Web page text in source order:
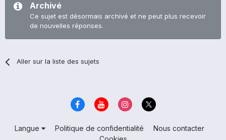
Archivé
Ce sujet est désormais archivé et ne peut plus recevoir
de nouvelles réponses.
Aller sur la liste des sujets
Langue Politique de confidentialité
Nous contacter